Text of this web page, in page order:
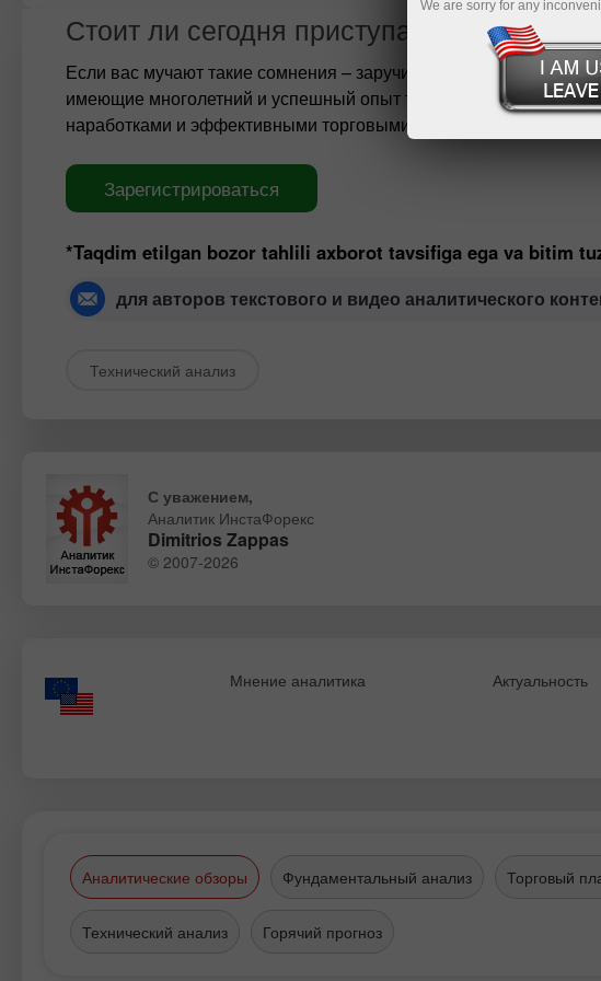
Стоит ли сегодня приступать к торговле?
Если вас мучают такие сомнения – заручитесь перед выходом
имеющие многолетний и успешный опыт торговли на Форекс.
наработками и эффективными торговыми рекомендациями.
Зарегистрироваться
*Taqdim etilgan bozor tahlili axborot tavsifiga ega va bitim
для авторов текстового и видео аналитического
Технический анализ
С уважением,
Аналитик ИнстаФорекс
Dimitrios Zappas
© 2007-2026
Мнение аналитика Актуальность
Аналитические обзоры Фундаментальный анализ Торговый
Технический анализ Горячий прогноз
We are sorry for any